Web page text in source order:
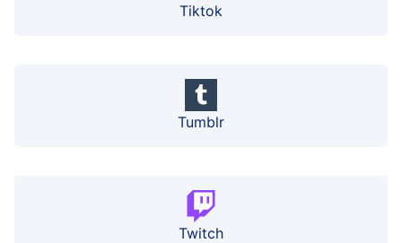
Tiktok
Tumblr
Twitch